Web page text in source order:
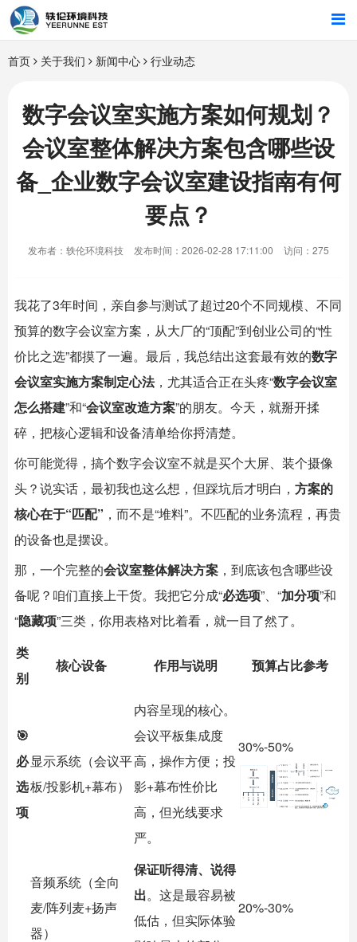
首页
行业解决方案
智能硬件
招商合作
首页 关于我们 新闻中心 行业动态
数字会议室实施方案如何规划？
会议室整体解决方案包含哪些设
备_企业数字会议室建设指南有何
要点？
发布者：轶伦环境科技 发布时间：2026-02-28 17:11:00 访问：275
我花了3年时间，亲自参与测试了超过20个不同规模、不同
预算的数字会议室方案，从大厂的“顶配”到创业公司的“性
价比之选”都摸了一遍。最后，我总结出这套最有效的数字
会议室实施方案制定心法，尤其适合正在头疼“数字会议室
怎么搭建”和“会议室改造方案”的朋友。今天，就掰开揉
碎，把核心逻辑和设备清单给你捋清楚。
你可能觉得，搞个数字会议室不就是买个大屏、装个摄像
头？说实话，最初我也这么想，但踩坑后才明白， 方案的
核心在于“匹配” ，而不是“堆料”。不匹配的业务流程，再贵
的设备也是摆设。
那，一个完整的会议室整体解决方案 ，到底该包含哪些设
备呢？咱们直接上干货。我把它分成“必选项”、“加分项”和
“隐藏项”三类，你用表格对比着看，就一目了然了。
类
别
核心设备 作用与说明 预算占比参考
🎯
必
选
项
显示系统（会议平
板/投影机+幕布）
内容呈现的核心。
会议平板集成度
高，操作方便；投
影+幕布性价比
高，但光线要求
严。
30%-50%
音频系统（全向
麦/阵列麦+扬声
器）
保证听得清、说得
出。这是最容易被
低估，但实际体验
20%-30%